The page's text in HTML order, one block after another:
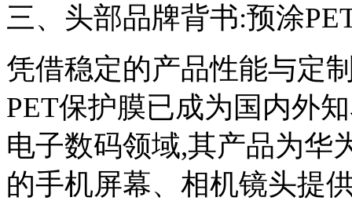
三、头部品牌背书:预涂
凭借稳定的产品性能与定
PET保护膜已成为国内外
电子数码领域,其产品为华
的手机屏幕、相机镜头提